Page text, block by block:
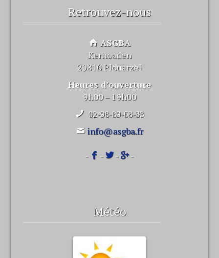
Retrouvez-nous
ASGBA
Kerhoaden
29810 Plouarzel
Heures d’ouverture
9h00 – 19h00
02-98-89-68-33
info@asgba.fr
- - - -
Météo